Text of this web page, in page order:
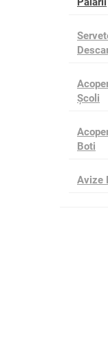
Școli
Boti
Avize